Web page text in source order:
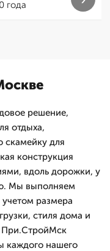
года
решение,
отдыха,
скамейку для
конструкция
вдоль дорожки, у
Мы выполняем
учетом размера
стиля дома и
При.СтройМск
каждого нашего